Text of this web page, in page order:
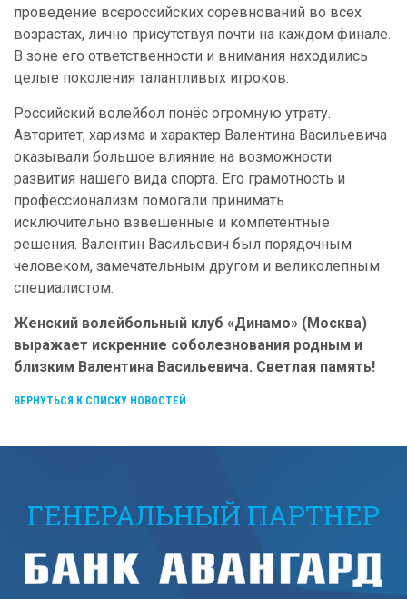
проведение всероссийских соревнований во всех
возрастах, лично присутствуя почти на каждом финале.
В зоне его ответственности и внимания находились
целые поколения талантливых игроков.
Российский волейбол понёс огромную утрату.
Авторитет, харизма и характер Валентина Васильевича
оказывали большое влияние на возможности
развития нашего вида спорта. Его грамотность и
профессионализм помогали принимать
исключительно взвешенные и компетентные
решения. Валентин Васильевич был порядочным
человеком, замечательным другом и великолепным
специалистом.
Женский волейбольный клуб «Динамо» (Москва)
выражает искренние соболезнования родным и
близким Валентина Васильевича. Светлая память!
ВЕРНУТЬСЯ К СПИСКУ НОВОСТЕЙ
ГЕНЕРАЛЬНЫЙ ПАРТНЕР